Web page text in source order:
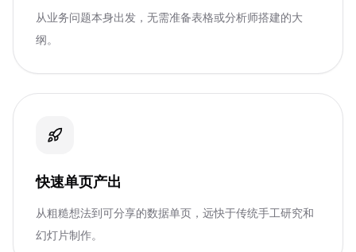
从业务问题本身出发，无需准备表格或分析师搭建的大
纲。
快速单页产出
从粗糙想法到可分享的数据单页，远快于传统手工研究和
幻灯片制作。